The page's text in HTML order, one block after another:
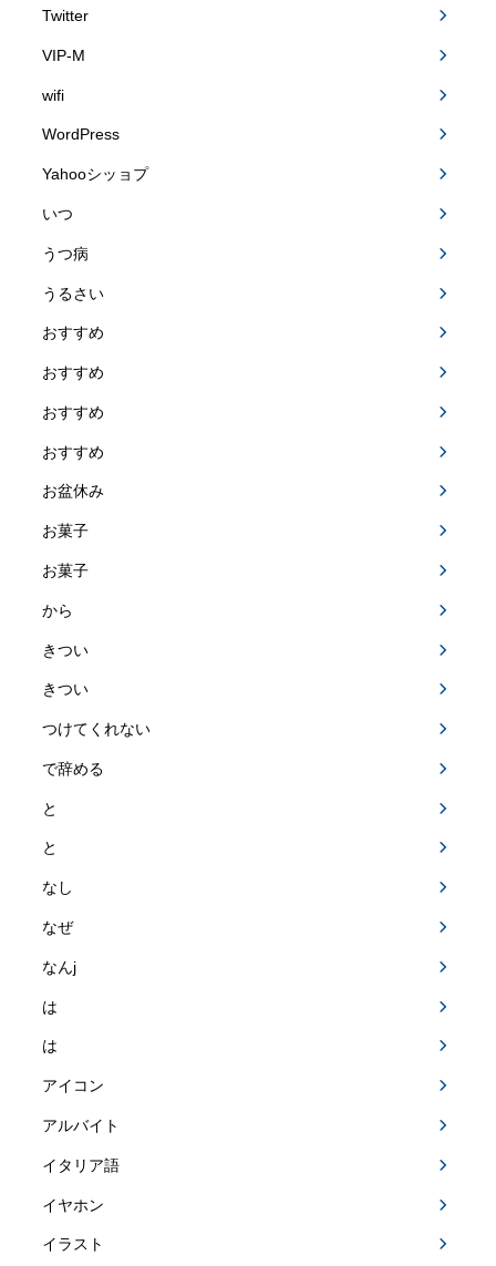
Twitter
VIP-M
wifi
WordPress
Yahooシッョプ
いつ
うつ病
うるさい
おすすめ
おすすめ
おすすめ
おすすめ
お盆休み
お菓子
お菓子
から
きつい
きつい
つけてくれない
で辞める
と
と
なし
なぜ
なんj
は
は
アイコン
アルバイト
イタリア語
イヤホン
イラスト